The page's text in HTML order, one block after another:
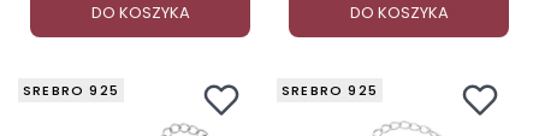
DO KOSZYKA DO KOSZYKA
SREBRO 925 SREBRO 925